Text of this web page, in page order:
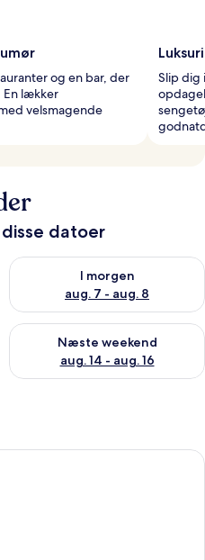
og en bar, der
En lækker
velsmagende
Slip dig
datoer
6 - aug. 7
I morgen
aug. 7 - aug. 8
Tjek tilgængelighed for i
aug. 7 - aug. 9
Næste weekend
aug. 14 - aug. 16
Tjek tilgængelighed for næste
Et hotelværelse med en stor seng,